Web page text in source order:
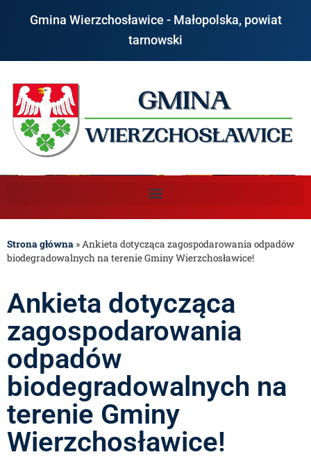
Gmina Wierzchosławice - Małopolska, powiat
tarnowski
Strona główna »Ankieta dotycząca zagospodarowania odpadów
biodegradowalnych na terenie Gminy Wierzchosławice!
Ankieta dotycząca
zagospodarowania
odpadów
biodegradowalnych na
terenie Gminy
Wierzchosławice!